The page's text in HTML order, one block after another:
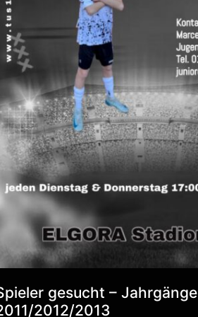
gesucht – Jahrgänge
2012/2013